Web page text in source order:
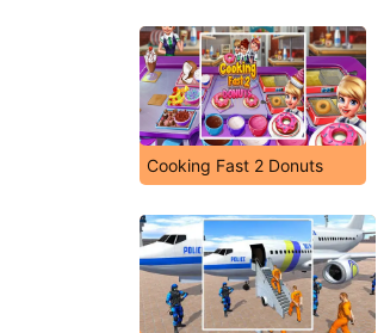
Cooking Fast 2 Donuts